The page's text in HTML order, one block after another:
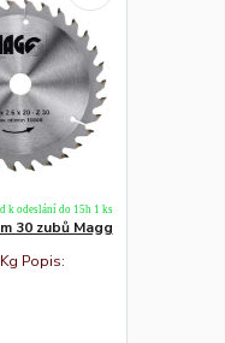
30 zubů Magg
Popis:
k odeslání do 15h 1 ks